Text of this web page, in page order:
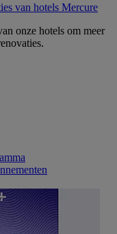
van hotels Mercure
onze hotels om meer